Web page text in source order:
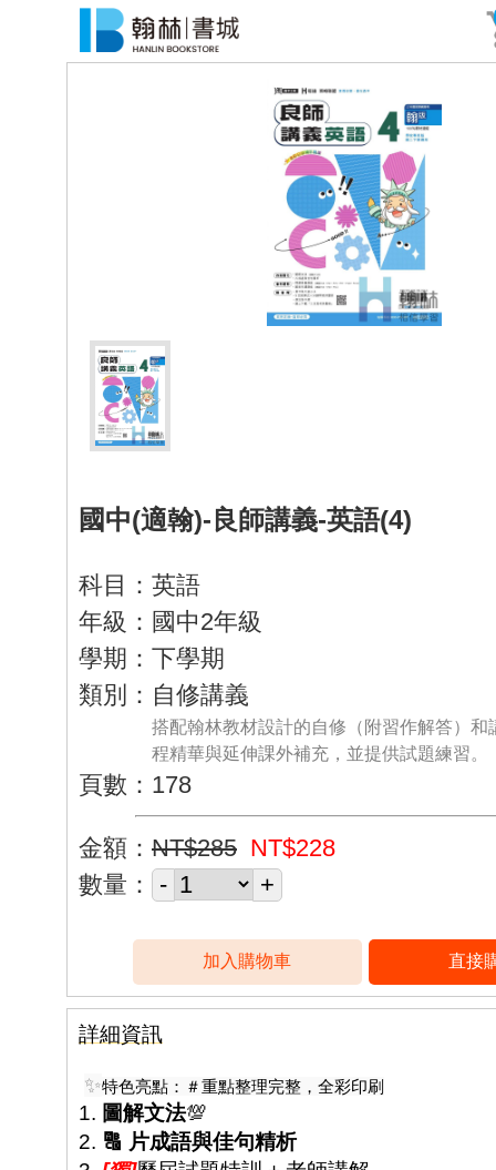
國中(適翰)-良師講義-英語(4)
科目：英語
年級：國中2年級
學期：下學期
類別：自修講義
搭配翰林教材設計的自修（附習作解答）和
程精華與延伸課外補充，並提供試題練習。
頁數：178
金額： NT$285 NT$228
數量：
詳細資訊
✨特色亮點：＃重點整理完整，全彩印刷
1. 圖解文法💯
2. 🔠 片成語與佳句精析